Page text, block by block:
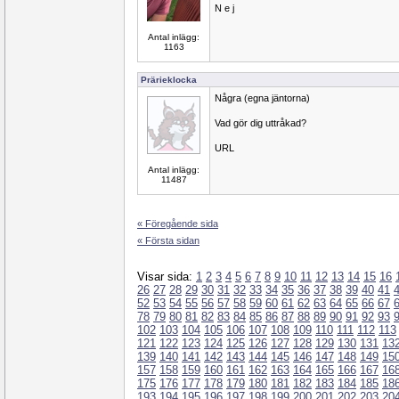
Antal inlägg:
1163
N e j
Prärieklocka
Antal inlägg:
11487
Några (egna jäntorna)
Vad gör dig uttråkad?
URL
« Föregående sida
« Första sidan
Visar sida: 1 2 3 4 5 6 7 8 9 10 11 12 13 14 15 16
26 27 28 29 30 31 32 33 34 35 36 37 38 39 40 41
52 53 54 55 56 57 58 59 60 61 62 63 64 65 66 67
78 79 80 81 82 83 84 85 86 87 88 89 90 91 92 93
102 103 104 105 106 107 108 109 110 111 112 113
121 122 123 124 125 126 127 128 129 130 131
139 140 141 142 143 144 145 146 147 148 149
157 158 159 160 161 162 163 164 165 166 167
175 176 177 178 179 180 181 182 183 184 185